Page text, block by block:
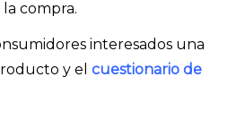
compra.
interesados una
y el cuestionario de